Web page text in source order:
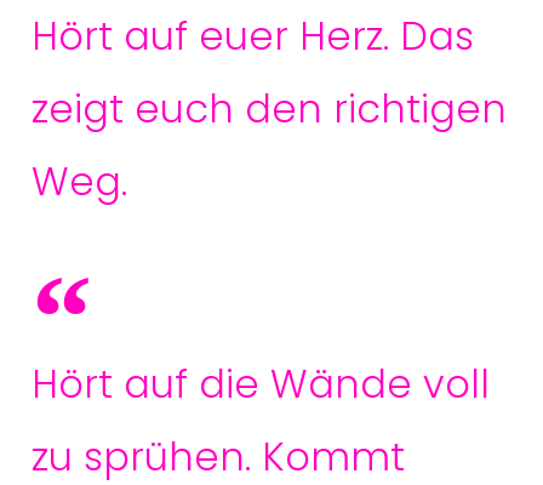
Hört auf euer Herz. Das
zeigt euch den richtigen
Weg.
Hört auf die Wände voll
zu sprühen. Kommt